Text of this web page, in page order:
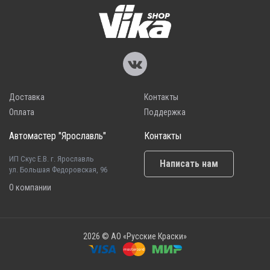
Доставка
Оплата
Контакты
Поддержка
Автомастер "Ярославль"
ИП Скус Е.В. г. Ярославль
ул. Большая Федоровская, 96
О компании
Контакты
Написать нам
2026 © АО «Русские Краски»